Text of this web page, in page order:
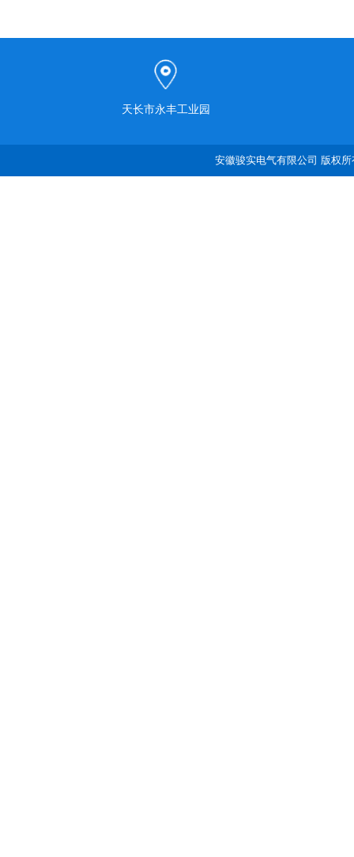
天长市永丰工业园
安徽骏实电气有限公司 版权